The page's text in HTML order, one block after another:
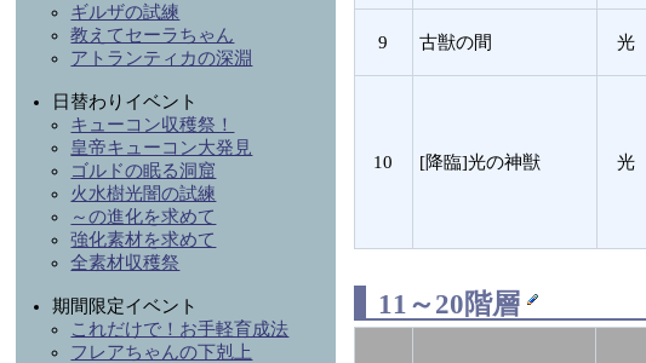
9 古獣の間 光
10 [降臨]光の神獣 光
11～20階層
ギルザの試練
教えてセーラちゃん
アトランティカの深淵
日替わりイベント
キューコン収穫祭！
皇帝キューコン大発見
ゴルドの眠る洞窟
火水樹光闇の試練
～の進化を求めて
強化素材を求めて
全素材収穫祭
期間限定イベント
これだけで！お手軽育成法
フレアちゃんの下剋上